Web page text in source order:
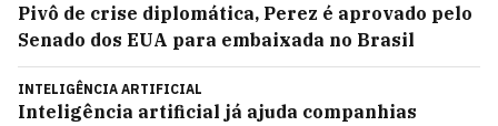
Pivô de crise diplomática, Perez é aprovado pelo
Senado dos EUA para embaixada no Brasil
INTELIGÊNCIA ARTIFICIAL
Inteligência artificial já ajuda companhias